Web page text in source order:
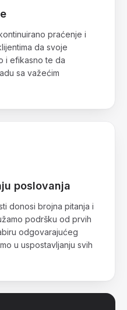
praćenje i
da svoje
i efikasno te da
sa važećim
poslovanja
donosi brojna pitanja i
podršku od prvih
odgovarajućeg
u uspostavljanju svih